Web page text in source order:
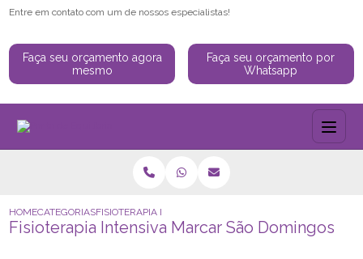
Entre em contato com um de nossos especialistas!
Faça seu orçamento agora
mesmo
Faça seu orçamento por
Whatsapp
HOMECATEGORIASFISIOTERAPIA INTENSIVA MARCAR SÃO DOMINGOS
Fisioterapia Intensiva Marcar São Domingos